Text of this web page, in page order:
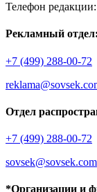
Телефон редакции:
Рекламный отдел:
+7 (499) 288-00-72
Отдел
+7 (499) 288-00-72
sovsek@sovsek.com
*Организации и